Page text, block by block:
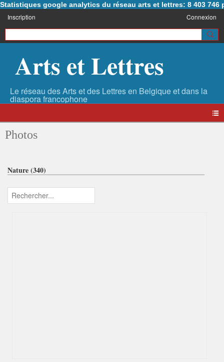
Statistiques google analytics du réseau arts et lettres: 8 403 746
Inscription Connexion
Arts et Lettres
Photos
Nature (340)